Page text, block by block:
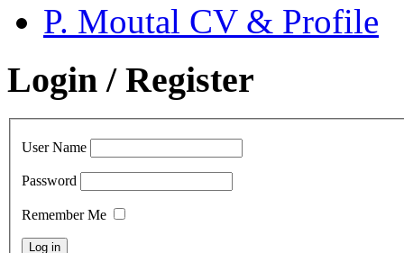
P. Moutal CV & Profile
Login / Register
User Name
Password
Remember Me